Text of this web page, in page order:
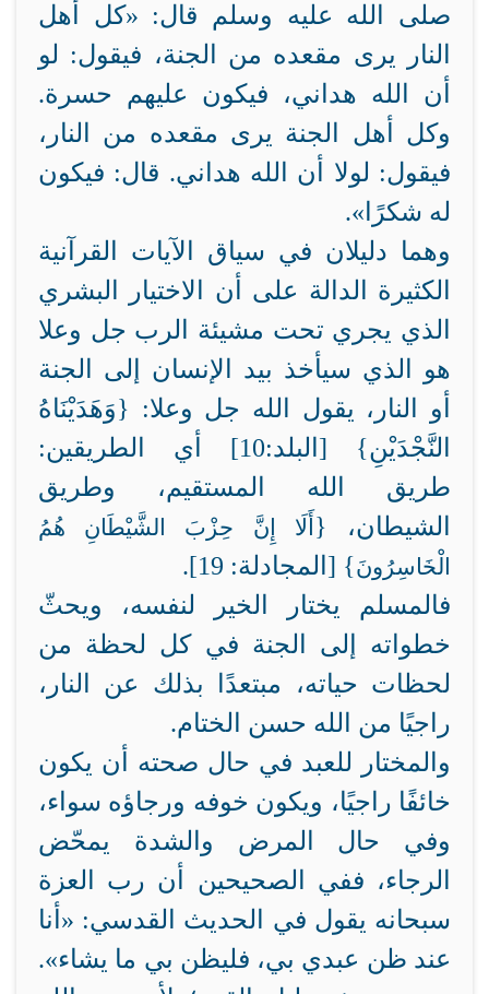
صلى الله عليه وسلم قال: «كل أهل
النار يرى مقعده من الجنة، فيقول: لو
أن الله هداني، فيكون عليهم حسرة.
وكل أهل الجنة يرى مقعده من النار،
فيقول: لولا أن الله هداني. قال: فيكون
له شكرًا».
وهما دليلان في سياق الآيات القرآنية
الكثيرة الدالة على أن الاختيار البشري
الذي يجري تحت مشيئة الرب جل وعلا
هو الذي سيأخذ بيد الإنسان إلى الجنة
أو النار، يقول الله جل وعلا: {وَهَدَيْنَاهُ
النَّجْدَيْنِ
} [البلد:10] أي الطريقين:
طريق الله المستقيم، وطريق
الشيطان، { أَلَا إِنَّ حِزْبَ الشَّيْطَانِ هُمُ
الْخَاسِرُونَ} [المجادلة: 19].
فالمسلم يختار الخير لنفسه، ويحثّ
خطواته إلى الجنة في كل لحظة من
لحظات حياته، مبتعدًا بذلك عن النار،
راجيًا من الله حسن الختام.
والمختار للعبد في حال صحته أن يكون
خائفًا راجيًا، ويكون خوفه ورجاؤه سواء،
وفي حال المرض والشدة يمحّض
الرجاء، ففي الصحيحين أن رب العزة
سبحانه يقول في الحديث القدسي: « أنا
عند ظن عبدي بي، فليظن بي ما يشاء».